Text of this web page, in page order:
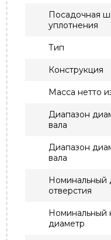
Посадочная
уплотнения
Тип
Конструкция
Масса нетто
Диапазон
вала
Диапазон
вала
Номинальный
отверстия
Номинальный
диаметр